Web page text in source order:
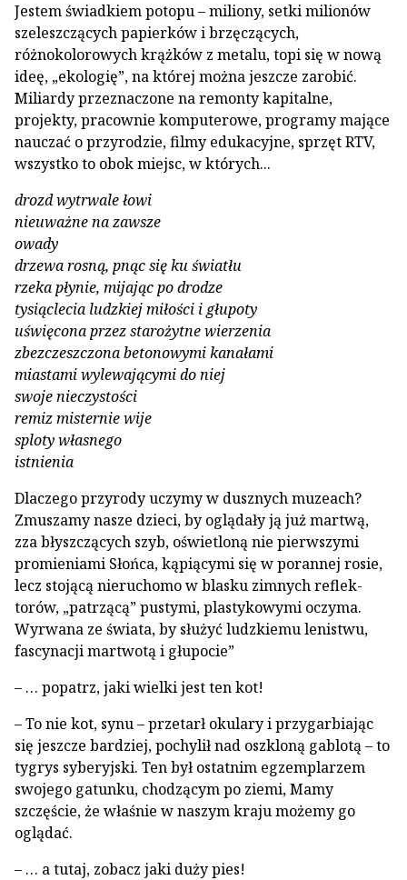
Jestem świadkiem potopu – miliony, setki milionów
szeleszczących papierków i brzę­czących,
różnokolorowych krążków z meta­lu, topi się w nową
ideę, „ekologię”, na której można jeszcze zarobić.
Miliardy przeznaczo­ne na remonty kapitalne,
projekty, pracow­nie komputerowe, programy mające
nauczać o przyrodzie, filmy edukacyjne, sprzęt RTV,
wszystko to obok miejsc, w których...
drozd wytrwale łowi
nieuważne na zawsze
owady
drzewa rosną, pnąc się ku światłu
rzeka płynie, mijając po drodze
tysiąclecia ludzkiej miłości i głupoty
uświęcona przez starożytne wierzenia
zbezczeszczona betonowymi kanałami
miastami wylewającymi do niej
swoje nieczystości
remiz misternie wije
sploty własnego
istnienia
Dlaczego przyrody uczymy w dusznych muzeach?
Zmuszamy nasze dzieci, by oglą­dały ją już martwą,
zza błyszczących szyb, oświetloną nie pierwszymi
promieniami Słońca, kąpiącymi się w porannej rosie,
lecz stojącą nieruchomo w blasku zimnych reflek­
torów, „patrzącą” pustymi, plastykowymi oczy­ma.
Wyrwana ze świata, by służyć ludzkiemu lenistwu,
fascynacji martwotą i głupocie”
– … popatrz, jaki wielki jest ten kot!
– To nie kot, synu – przetarł okulary i przy­garbiając
się jeszcze bardziej, pochylił nad oszkloną gablotą – to
tygrys syberyjski. Ten był ostatnim egzemplarzem
swojego gatunku, chodzącym po ziemi, Mamy
szczęście, że wła­śnie w naszym kraju możemy go
oglądać.
– … a tutaj, zobacz jaki duży pies!